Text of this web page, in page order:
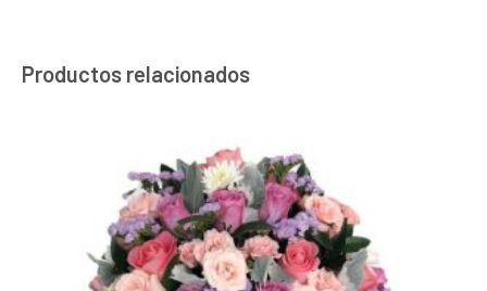
Productos relacionados